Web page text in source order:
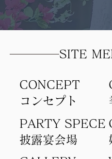
CONCEPT
コンセプト​
PARTY SPECE
​披露宴会場
SITE